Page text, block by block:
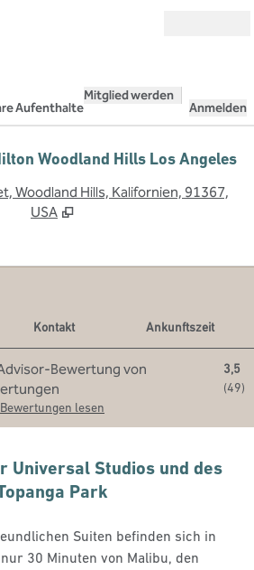
Aufenthalte
Mitglied werden
Anmelden
Woodland Hills Los Angeles
Woodland Hills, Kalifornien, 91367,
USA
Kontakt
Ankunftszeit
3,5
(49)
Bewertungen lesen
Universal Studios und des
Park
Suiten befinden sich in
30 Minuten von Malibu, den